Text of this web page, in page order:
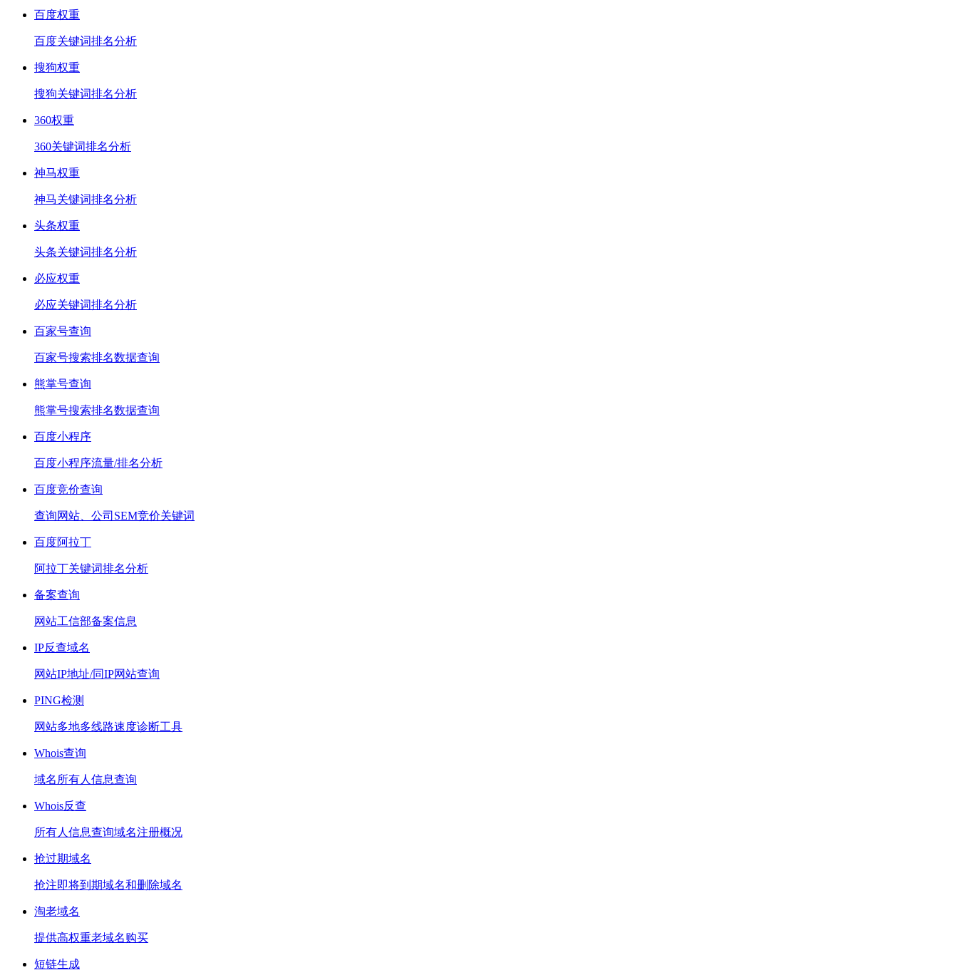
百度权重
百度关键词排名分析
搜狗权重
搜狗关键词排名分析
360权重
360关键词排名分析
神马权重
神马关键词排名分析
头条权重
头条关键词排名分析
必应权重
必应关键词排名分析
百家号查询
百家号搜索排名数据查询
熊掌号查询
熊掌号搜索排名数据查询
百度小程序
百度小程序流量/排名分析
百度竞价查询
查询网站、公司SEM竞价关键词
百度阿拉丁
阿拉丁关键词排名分析
备案查询
网站工信部备案信息
IP反查域名
网站IP地址/同IP网站查询
PING检测
网站多地多线路速度诊断工具
Whois查询
域名所有人信息查询
Whois反查
所有人信息查询域名注册概况
抢过期域名
抢注即将到期域名和删除域名
淘老域名
提供高权重老域名购买
短链生成